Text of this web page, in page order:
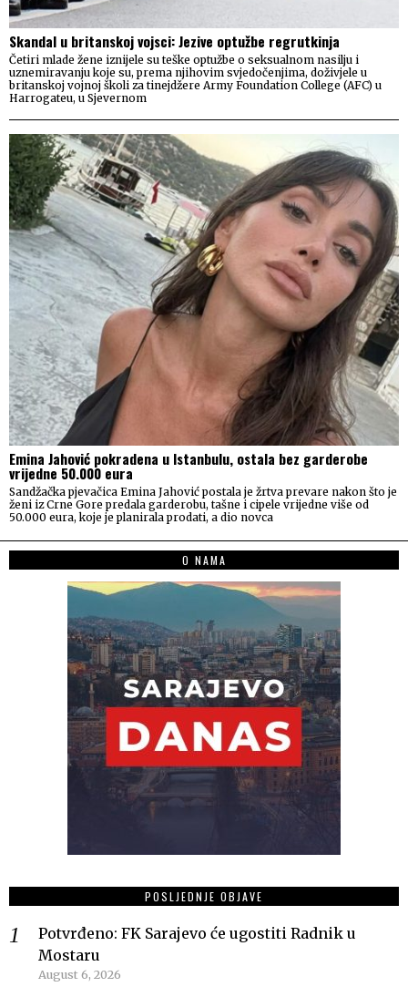
Skandal u britanskoj vojsci: Jezive optužbe regrutkinja
Četiri mlade žene iznijele su teške optužbe o seksualnom nasilju i
uznemiravanju koje su, prema njihovim svjedočenjima, doživjele u
britanskoj vojnoj školi za tinejdžere Army Foundation College (AFC) u
Harrogateu, u Sjevernom
Emina Jahović pokradena u Istanbulu, ostala bez garderobe
vrijedne 50.000 eura
Sandžačka pjevačica Emina Jahović postala je žrtva prevare nakon što je
ženi iz Crne Gore predala garderobu, tašne i cipele vrijedne više od
50.000 eura, koje je planirala prodati, a dio novca
O NAMA
POSLJEDNJE OBJAVE
Potvrđeno: FK Sarajevo će ugostiti Radnik u
Mostaru
August 6, 2026